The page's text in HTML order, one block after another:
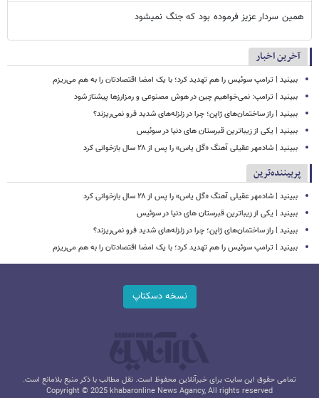
همین سردار عزیز فرموده بود که جنگ نمیشود
آخرین اخبار
ببینید | ترامپ سوئیس را هم تهدید کرد؛ با یک امضا اقتصادتان را به هم می‌ریزم
ببینید | ترامپ: نمی‌خواهیم چین در هوش مصنوعی و رمزارزها پیشتاز شود
ببینید | راز ساختمان‌های ژاپن؛ چرا در زلزله‌های شدید فرو نمی‌ریزند؟
ببینید | یکی از زیباترین قبرستان های دنیا در سوئیس
ببینید | شادمهر عقیلی آهنگ «گل یاس» را پس از ۲۸ سال بازخوانی کرد
پربیننده‌ترین
ببینید | شادمهر عقیلی آهنگ «گل یاس» را پس از ۲۸ سال بازخوانی کرد
ببینید | یکی از زیباترین قبرستان های دنیا در سوئیس
ببینید | راز ساختمان‌های ژاپن؛ چرا در زلزله‌های شدید فرو نمی‌ریزند؟
ببینید | ترامپ سوئیس را هم تهدید کرد؛ با یک امضا اقتصادتان را به هم می‌ریزم
نسخه دسکتاپ
تمامی حقوق این سایت برای خبرآنلاین محفوظ است. نقل مطالب با ذکر منبع بلامانع است.
Copyright © 2025 khabaronline News Agancy, All rights reserved